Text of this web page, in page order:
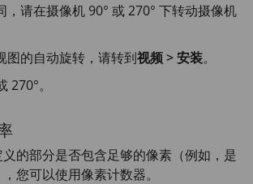
，请在摄像机 90° 或 270° 下转动摄像机
图的自动旋转，请转到视频 > 安装。
270°。
的部分是否包含足够的像素（例如，是
您可以使用像素计数器。